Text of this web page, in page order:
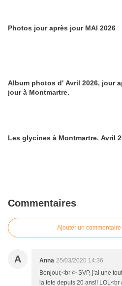
Photos jour après jour MAI 2026
Album photos d' Avril 2026, jour
jour à Montmartre.
Les glycines à Montmartre. Avril
Commentaires
Ajouter un commentaire
A Anna 25/03/2020 14:36
Bonjour,<br /> SVP, j'ai une
la tete depuis 20 ans!!